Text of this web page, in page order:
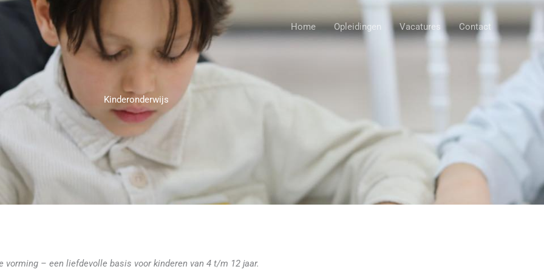
Home Opleidingen Vacatures Contact
Kinderonderwijs
– een liefdevolle basis voor kinderen van 4 t/m 12 jaar.